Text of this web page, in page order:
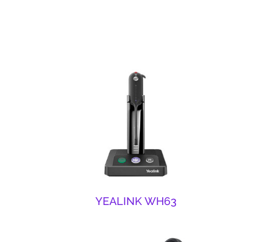
YEALINK WH63